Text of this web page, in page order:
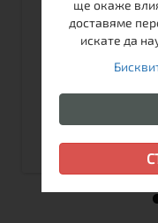
ще окаже
доставяме
искате да